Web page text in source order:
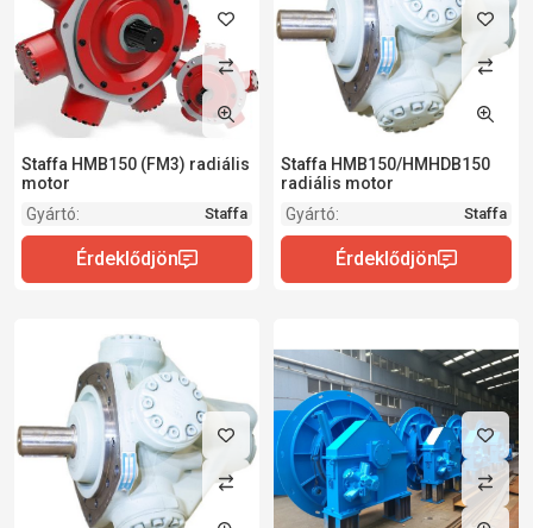
Staffa HMB150 (FM3) radiális
motor
Gyártó:
Staffa
Staffa HMB150/HMHDB150
radiális motor
Gyártó:
Staffa